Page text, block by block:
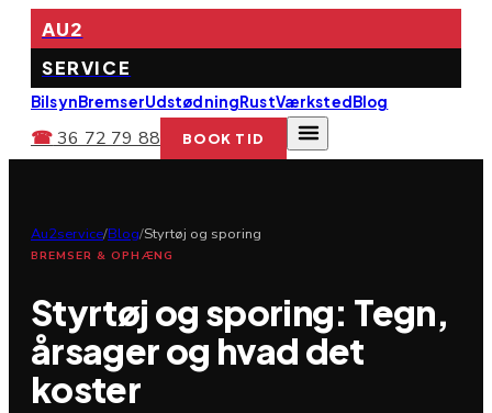
AU2
SERVICE
BilsynBremserUdstødningRustVærkstedBlog
☎36 72 79 88 BOOK TID
Au2service/Blog/Styrtøj og sporing
BREMSER & OPHÆNG
Styrtøj og sporing: Tegn,
årsager og hvad det
koster